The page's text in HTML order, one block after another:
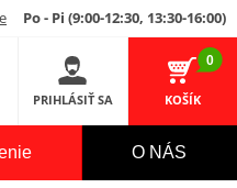
Po - Pi (9:00-12:30, 13:30-16:00)
PRIHLÁSIŤ SA
0
KOŠÍK
O NÁS